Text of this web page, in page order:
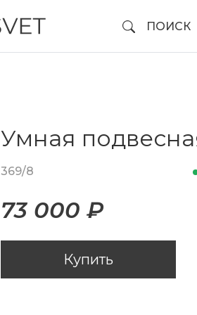
ПОИСК
Умная
369/8
73 000 ₽
Купить